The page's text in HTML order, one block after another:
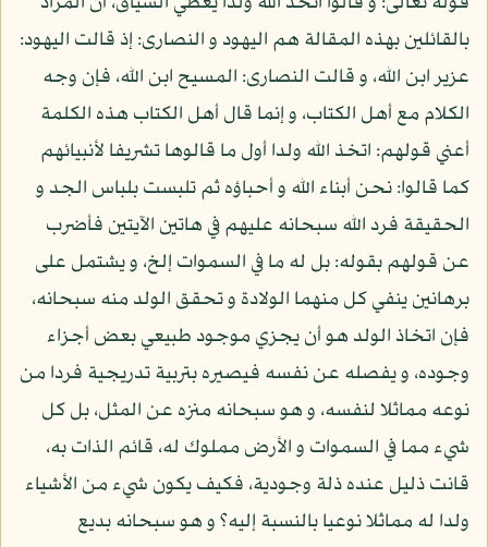
بالقائلين بهذه المقالة هم اليهود و النصارى: إذ قالت اليهود:
عزير ابن الله، و قالت النصارى: المسيح ابن الله، فإن وجه
الكلام مع أهل الكتاب، و إنما قال أهل الكتاب هذه الكلمة
أعني قولهم: اتخذ الله ولدا أول ما قالوها تشريفا لأنبيائهم
كما قالوا: نحن أبناء الله و أحباؤه ثم تلبست بلباس الجد و
الحقيقة فرد الله سبحانه عليهم في هاتين الآيتين فأضرب
عن قولهم بقوله: بل له ما في السموات إلخ، و يشتمل على
برهانين ينفي كل منهما الولادة و تحقق الولد منه سبحانه،
فإن اتخاذ الولد هو أن يجزي موجود طبيعي بعض أجزاء
وجوده، و يفصله عن نفسه فيصيره بتربية تدريجية فردا من
نوعه مماثلا لنفسه، و هو سبحانه منزه عن المثل، بل كل
شيء مما في السموات و الأرض مملوك له، قائم الذات به،
قانت ذليل عنده ذلة وجودية، فكيف يكون شيء من الأشياء
ولدا له مماثلا نوعيا بالنسبة إليه؟ و هو سبحانه بديع